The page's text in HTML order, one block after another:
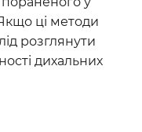
ці методи
розглянути
дихальних